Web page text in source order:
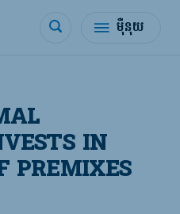
ម៉ឺនុយ
IN
PREMIXES